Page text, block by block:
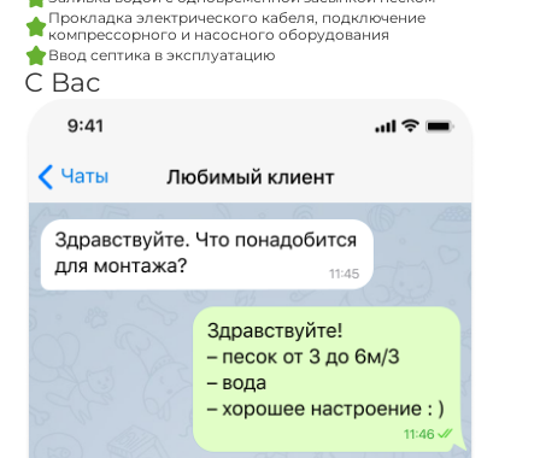
Прокладка электрического кабеля, подключение
компрессорного и насосного оборудования
Ввод септика в эксплуатацию
С Вас